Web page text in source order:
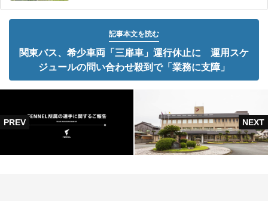
記事本文を読む
関東バス、希少車両「三扉車」運行休止に 運用スケ
ジュールの問い合わせ殺到で「業務に支障」